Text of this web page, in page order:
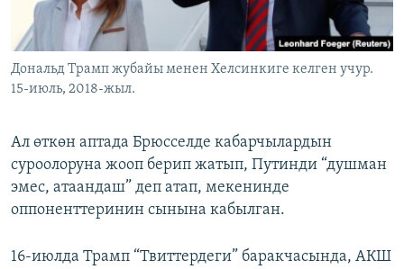
Дональд Трамп жубайы менен Хелсинкиге келген учур.
15-июль, 2018-жыл.
Ал өткөн аптада Брюсселде кабарчылардын
суроолоруна жооп берип жатып, Путинди “душман
эмес, атаандаш” деп атап, мекенинде
оппоненттеринин сынына кабылган.
16-июлда Трамп “Твиттердеги” баракчасында, АКШ